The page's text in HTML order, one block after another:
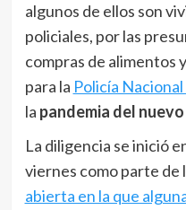
algunos de ellos son
policiales, por las
compras de alimentos
para la Policía
la pandemia del
La diligencia se inició
viernes como parte de
abierta en la que